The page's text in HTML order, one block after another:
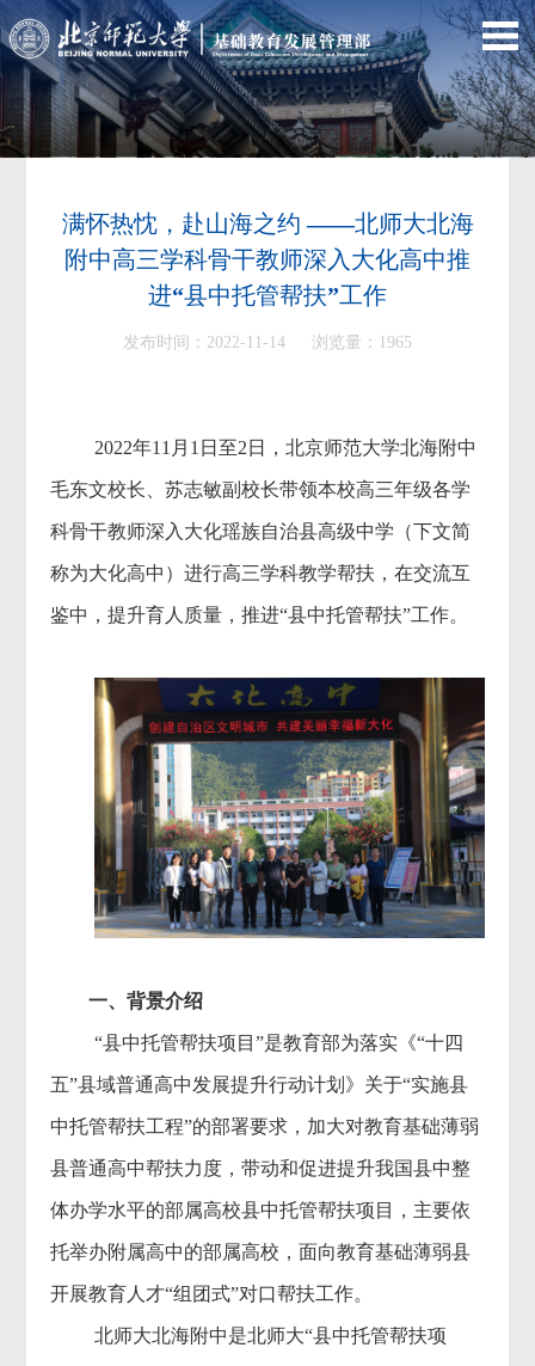
满怀热忱，赴山海之约 ——北师大北海
附中高三学科骨干教师深入大化高中推
进“县中托管帮扶”工作
发布时间：2022-11-14 浏览量： 1965
2022年11月1日至2日，北京师范大学北海附中
毛东文校长、苏志敏副校长带领本校高三年级各学
科骨干教师深入大化瑶族自治县高级中学（下文简
称为大化高中）进行高三学科教学帮扶，在交流互
鉴中，提升育人质量，推进“县中托管帮扶”工作。
一、背景介绍
“县中托管帮扶项目”是教育部为落实《“十四
五”县域普通高中发展提升行动计划》关于“实施县
中托管帮扶工程”的部署要求，加大对教育基础薄弱
县普通高中帮扶力度，带动和促进提升我国县中整
体办学水平的部属高校县中托管帮扶项目，主要依
托举办附属高中的部属高校，面向教育基础薄弱县
开展教育人才“组团式”对口帮扶工作。
北师大北海附中是北师大“县中托管帮扶项